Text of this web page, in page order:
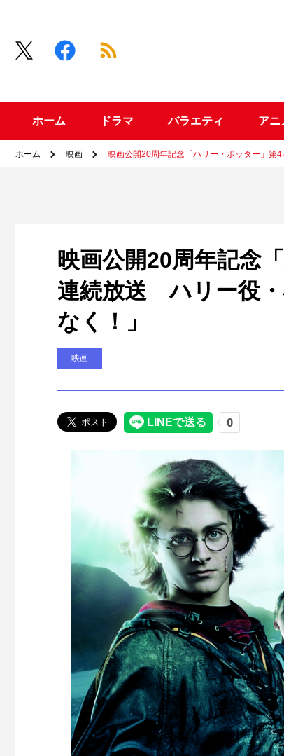
ホーム ドラマ バラエティ アニ
ホーム 映画 映画公開20周年記念「ハリー・ポッター」第
映画公開20周年記念
連続放送 ハリー役・
なく！」
映画